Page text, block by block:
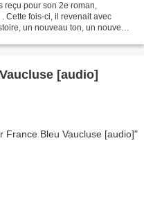
reçu pour son 2e roman,
Cette fois-ci, il revenait avec
un nouveau ton, un nouveau
[audio]